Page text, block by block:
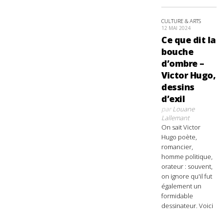
CULTURE & ARTS
12 MAI 2024
Ce que dit la
bouche
d’ombre –
Victor Hugo,
dessins
d’exil
parLouane
Lallemant
On sait Victor
Hugo poète,
romancier,
homme politique,
orateur : souvent,
on ignore qu'il fut
également un
formidable
dessinateur. Voici